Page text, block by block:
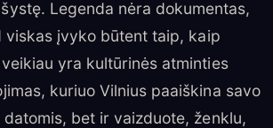
Legenda nėra dokumentas,
viskas įvyko būtent taip, kaip
yra kultūrinės atminties
kuriuo Vilnius paaiškina savo
bet ir vaizduote, ženklu,